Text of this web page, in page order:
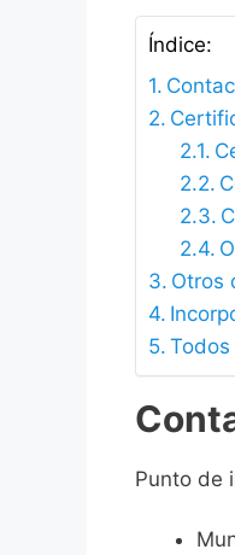
Índice:
Otros
Punto de